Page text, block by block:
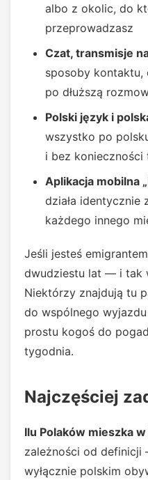
albo z okolic, do
przeprowadzasz
Czat, transmisje
sposoby
po dłuższą
Polski język i
wszystko po
i bez konieczności
Aplikacja mobilna
działa identycznie
każdego innego
Jeśli jesteś
dwudziestu lat — i tak
Niektórzy znajdują tu
do wspólnego
prostu kogoś do
tygodnia.
Najczęściej
Ilu Polaków mieszka
zależności od
wyłącznie polskim